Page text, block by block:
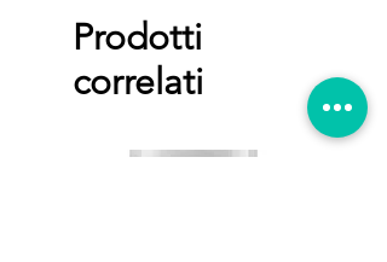
Prodotti
correlati